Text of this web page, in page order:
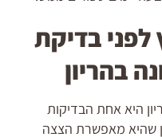
בדיקת
בהריון
היא אחת הבדיקות
שהיא מאפשרת הצצה